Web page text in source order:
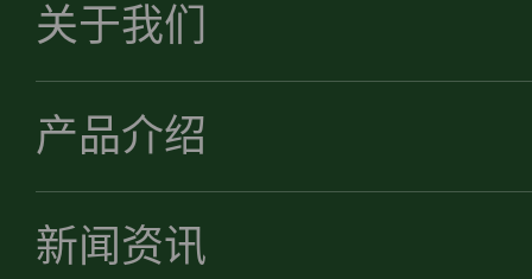
关于我们
产品介绍
新闻资讯